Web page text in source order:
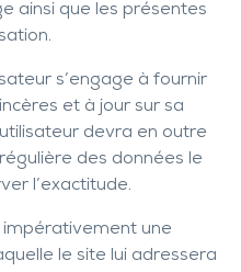
ainsi que les présentes
s’engage à fournir
et à jour sur sa
devra en outre
des données le
l’exactitude.
impérativement une
le site lui adressera